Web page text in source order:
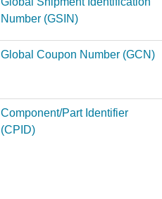
Number (GSIN)
Global Coupon Number (GCN)
Component/Part Identifier
(CPID)